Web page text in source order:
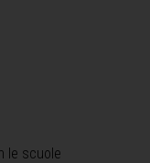
le scuole